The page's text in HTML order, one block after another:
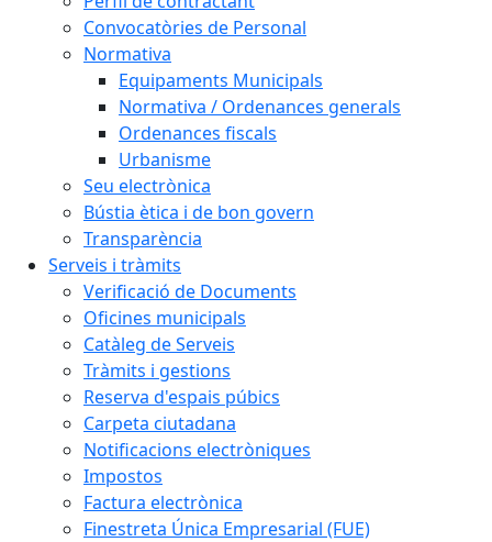
Convocatòries de Personal
Normativa
Equipaments Municipals
Normativa / Ordenances generals
Ordenances fiscals
Urbanisme
Seu electrònica
Bústia ètica i de bon govern
Transparència
Serveis i tràmits
Verificació de Documents
Oficines municipals
Catàleg de Serveis
Tràmits i gestions
Reserva d'espais púbics
Carpeta ciutadana
Notificacions electròniques
Impostos
Factura electrònica
Finestreta Única Empresarial (FUE)